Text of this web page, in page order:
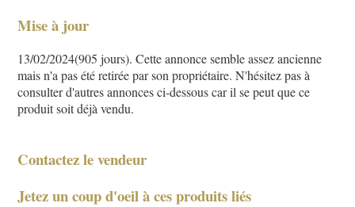
Mise à jour
13/02/2024(905 jours). Cette annonce semble assez ancienne
mais n'a pas été retirée par son propriétaire. N'hésitez pas à
consulter d'autres annonces ci-dessous car il se peut que ce
produit soit déjà vendu.
Contactez le vendeur
Jetez un coup d'oeil à ces produits liés